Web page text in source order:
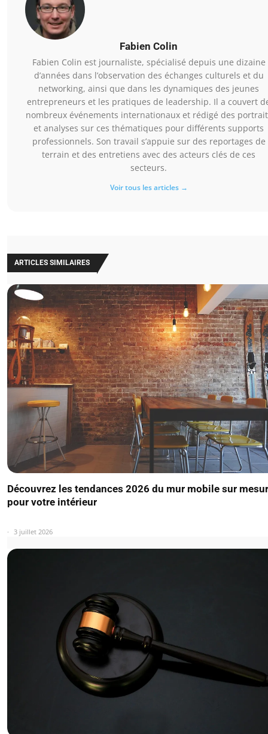
Fabien Colin
Fabien Colin est journaliste, spécialisé depuis une dizaine
d’années dans l’observation des échanges culturels et du
networking, ainsi que dans les dynamiques des jeunes
entrepreneurs et les pratiques de leadership. Il a couvert
nombreux événements internationaux et rédigé des
et analyses sur ces thématiques pour différents supports
professionnels. Son travail s’appuie sur des reportages de
terrain et des entretiens avec des acteurs clés de ces
secteurs.
Voir tous les articles →
ARTICLES SIMILAIRES
Découvrez les tendances 2026 du mur mobile sur
pour votre intérieur
3 juillet 2026